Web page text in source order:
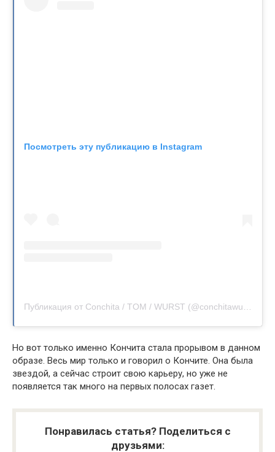
Посмотреть эту публикацию в Instagram
Но вот только именно Кончита стала прорывом в данном
образе. Весь мир только и говорил о Кончите. Она была
звездой, а сейчас строит свою карьеру, но уже не
появляется так много на первых полосах газет.
Понравилась статья? Поделиться с
друзьями: